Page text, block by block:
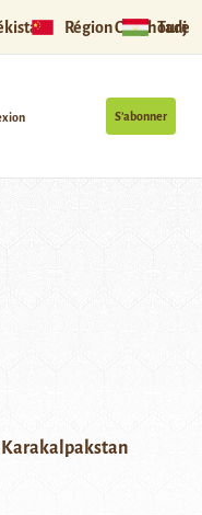
Région Ouïghoure
S’abonner
Karakalpakstan